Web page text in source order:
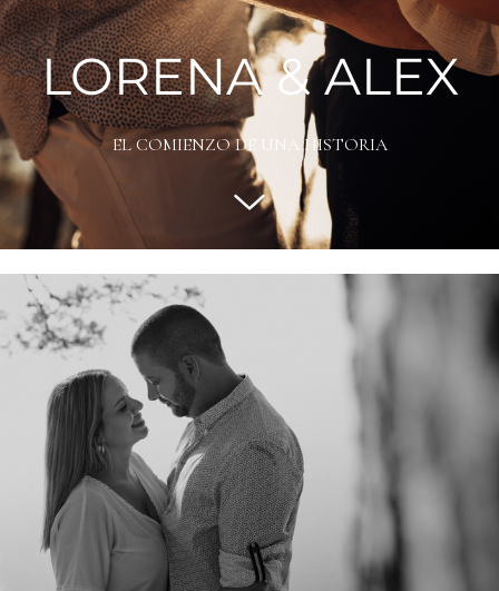
LORENA & ALEX
EL COMIENZO DE UNA HISTORIA